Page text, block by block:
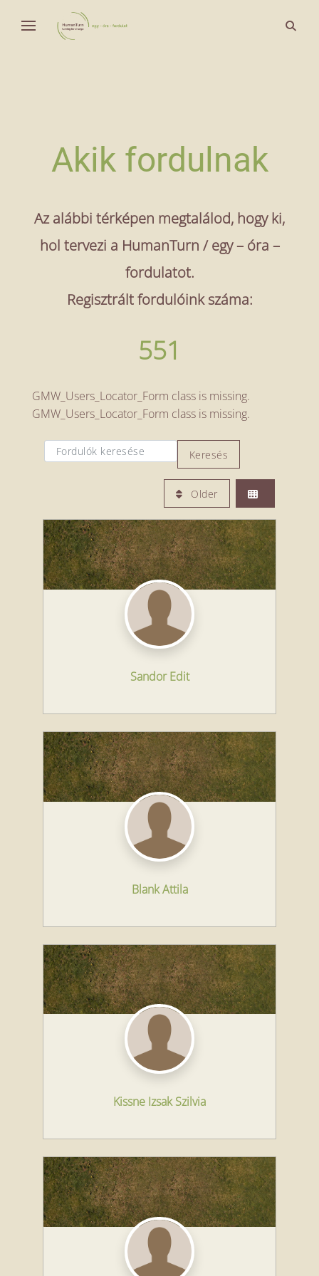
Human Turn
Fordulat a világ körül
open
Akik fordulnak
Az alábbi térképen megtalálod, hogy ki,
hol tervezi a HumanTurn / egy – óra –
fordulatot.
Regisztrált fordulóink száma:
551
GMW_Users_Locator_Form class is missing.
GMW_Users_Locator_Form class is missing.
Fordulók keresése
Fordulók keresése Keresés
Older
Sandor Edit
Blank Attila
Kissne Izsak Szilvia